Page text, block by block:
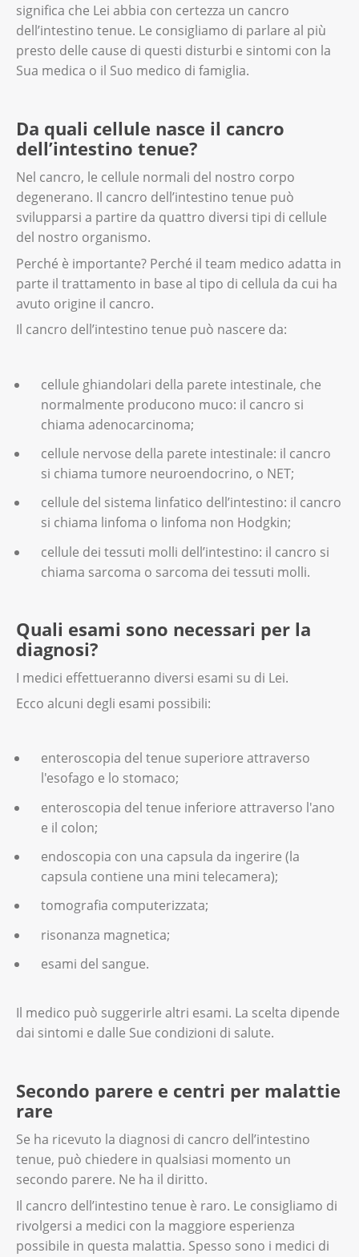
significa che Lei abbia con certezza un cancro
dell’intestino tenue. Le consigliamo di parlare al più
presto delle cause di questi disturbi e sintomi con la
Sua medica o il Suo medico di famiglia.
Da quali cellule nasce il cancro
dell’intestino tenue?
Nel cancro, le cellule normali del nostro corpo
degenerano. Il cancro dell’intestino tenue può
svilupparsi a partire da quattro diversi tipi di cellule
del nostro organismo.
Perché è importante? Perché il team medico adatta in
parte il trattamento in base al tipo di cellula da cui ha
avuto origine il cancro.
Il cancro dell’intestino tenue può nascere da:
cellule ghiandolari della parete intestinale, che
normalmente producono muco: il cancro si
chiama adenocarcinoma;
cellule nervose della parete intestinale: il cancro
si chiama tumore neuroendocrino, o NET;
cellule del sistema linfatico dell’intestino: il cancro
si chiama linfoma o linfoma non Hodgkin;
cellule dei tessuti molli dell’intestino: il cancro si
chiama sarcoma o sarcoma dei tessuti molli.
Quali esami sono necessari per la
diagnosi?
I medici effettueranno diversi esami su di Lei.
Ecco alcuni degli esami possibili:
enteroscopia del tenue superiore attraverso
l'esofago e lo stomaco;
enteroscopia del tenue inferiore attraverso l'ano
e il colon;
endoscopia con una capsula da ingerire (la
capsula contiene una mini telecamera);
tomografia computerizzata;
risonanza magnetica;
esami del sangue.
Il medico può suggerirle altri esami. La scelta dipende
dai sintomi e dalle Sue condizioni di salute.
Secondo parere e centri per malattie
rare
Se ha ricevuto la diagnosi di cancro dell’intestino
tenue, può chiedere in qualsiasi momento un
secondo parere. Ne ha il diritto.
Il cancro dell’intestino tenue è raro. Le consigliamo di
rivolgersi a medici con la maggiore esperienza
possibile in questa malattia. Spesso sono i medici di